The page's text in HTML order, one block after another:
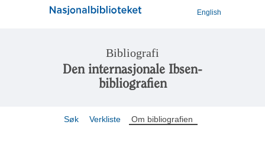
English
Bibliografi
Den internasjonale Ibsen-
bibliografien
Søk Verkliste Om bibliografien